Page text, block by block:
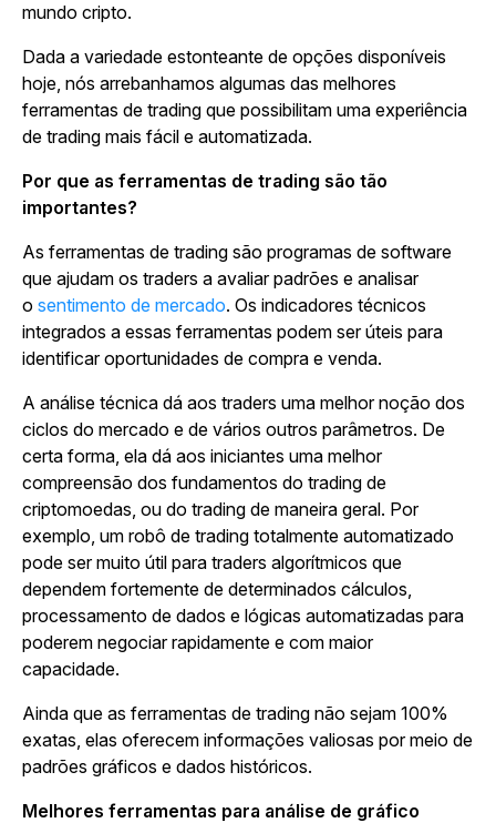
mundo cripto.
Dada a variedade estonteante de opções disponíveis
hoje, nós arrebanhamos algumas das melhores
ferramentas de trading que possibilitam uma experiência
de trading mais fácil e automatizada.
Por que as ferramentas de trading são tão
importantes?
As ferramentas de trading são programas de software
que ajudam os traders a avaliar padrões e analisar
o sentimento de mercado. Os indicadores técnicos
integrados a essas ferramentas podem ser úteis para
identificar oportunidades de compra e venda.
A análise técnica dá aos traders uma melhor noção dos
ciclos do mercado e de vários outros parâmetros. De
certa forma, ela dá aos iniciantes uma melhor
compreensão dos fundamentos do trading de
criptomoedas, ou do trading de maneira geral. Por
exemplo, um robô de trading totalmente automatizado
pode ser muito útil para traders algorítmicos que
dependem fortemente de determinados cálculos,
processamento de dados e lógicas automatizadas para
poderem negociar rapidamente e com maior
capacidade.
Ainda que as ferramentas de trading não sejam 100%
exatas, elas oferecem informações valiosas por meio de
padrões gráficos e dados históricos.
Melhores ferramentas para análise de gráfico